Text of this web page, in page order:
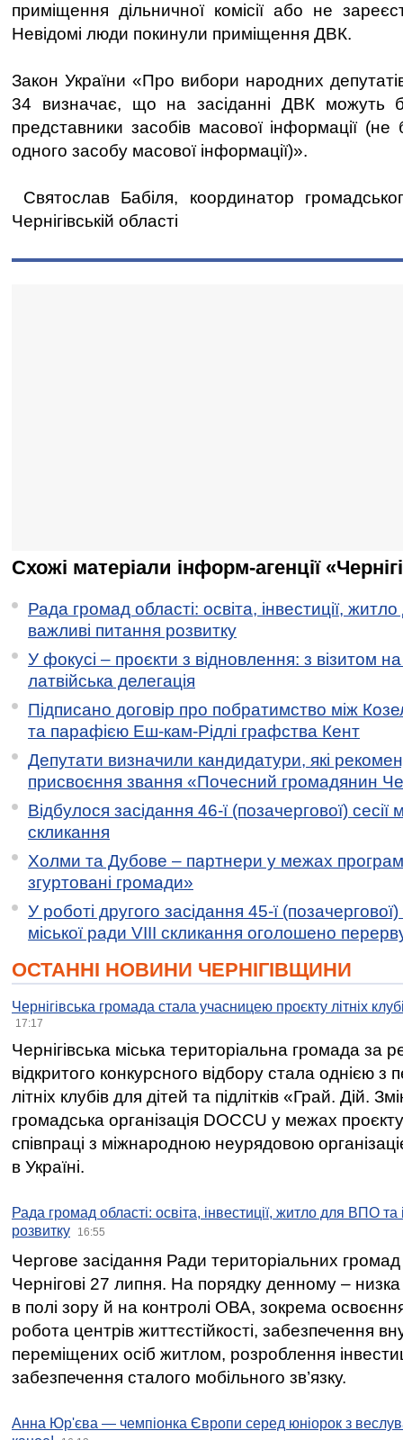
приміщення дільничної комісії або не
Невідомі люди покинули приміщення ДВК.
Закон України «Про вибори народних
34 визначає, що на засіданні ДВК можуть
представники засобів масової інформації (не
одного засобу масової інформації)».
Святослав Бабіля, координатор
Чернігівській області
Схожі матеріали інформ-агенції
Рада громад області: освіта, інвестиції,
важливі питання розвитку
У фокусі – проєкти з відновлення: з візитом
латвійська делегація
Підписано договір про побратимство між
та парафією Еш-кам-Рідлі графства Кент
Депутати визначили кандидатури, які
присвоєння звання «Почесний громадянин
Відбулося засідання 46-ї (позачергової) сесії
скликання
Холми та Дубове – партнери у межах
згуртовані громади»
У роботі другого засідання 45-ї (позачергової)
міської ради VIII скликання оголошено
ОСТАННІ НОВИНИ ЧЕРНІГІВЩИНИ
Чернігівська громада стала учасницею проєкту літніх
17:17
Чернігівська міська територіальна громада за
відкритого конкурсного відбору стала однією
літніх клубів для дітей та підлітків «Грай. Дій.
громадська організація DOCCU у межах
співпраці з міжнародною неурядовою
в Україні.
Рада громад області: освіта, інвестиції, житло для ВПО
розвитку
16:55
Чергове засідання Ради територіальних громад
Чернігові 27 липня. На порядку денному –
в полі зору й на контролі ОВА, зокрема освоєння
робота центрів життєстійкості, забезпечення
переміщених осіб житлом, розроблення
забезпечення сталого мобільного зв’язку.
Анна Юр'єва — чемпіонка Європи серед юніорок з